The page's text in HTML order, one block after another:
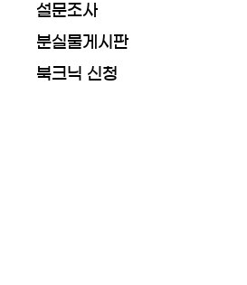
설문조사
분실물게시판
북크닉 신청